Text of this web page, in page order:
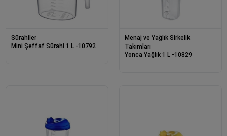
Sürahiler
Mini Şeffaf Sürahi 1 L -10792
Menaj ve Yağlık Sirkelik
Takımları
Yonca Yağlık 1 L -10829